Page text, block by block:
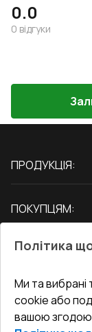
0.0
0 відгуки
ПРОДУКЦІЯ:
Двері
ПОКУПЦЯМ:
Блог
Адреса
Як правильно
СЕРВІС ТА
Доставка і
Гарантія та
Повернення
КОНТАКТИ
Офіс:
Політика
Ми та
cookie або
вашою згодою,